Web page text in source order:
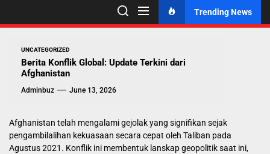
Trending News
UNCATEGORIZED
Berita Konflik Global: Update Terkini dari
Afghanistan
Adminbuz June 13, 2026
Afghanistan telah mengalami gejolak yang signifikan sejak
pengambilalihan kekuasaan secara cepat oleh Taliban pada
Agustus 2021. Konflik ini membentuk lanskap geopolitik saat ini,